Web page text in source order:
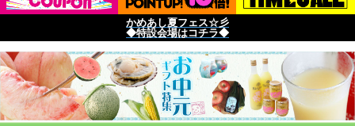
かめあし夏フェス☆彡
◆特設会場はコチラ◆